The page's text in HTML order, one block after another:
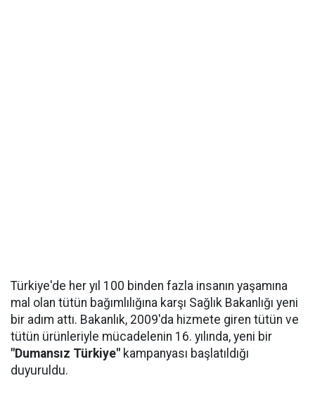
Türkiye'de her yıl 100 binden fazla insanın yaşamına
mal olan tütün bağımlılığına karşı Sağlık Bakanlığı yeni
bir adım attı. Bakanlık, 2009'da hizmete giren tütün ve
tütün ürünleriyle mücadelenin 16. yılında, yeni bir
"Dumansız Türkiye" kampanyası başlatıldığı
duyuruldu.